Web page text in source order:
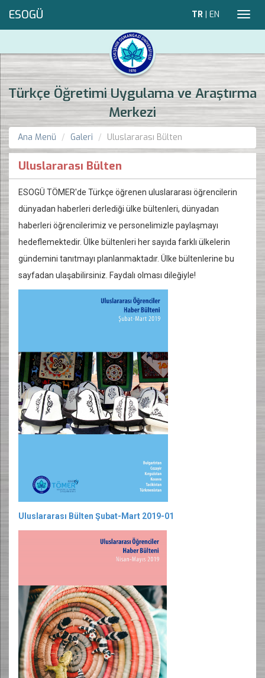
ESOGÜ TR | EN
Türkçe Öğretimi Uygulama ve Araştırma
Merkezi
Ana Menü Galeri Uluslararası Bülten
Uluslararası Bülten
ESOGÜ TÖMER'de Türkçe öğrenen uluslararası öğrencilerin
dünyadan haberleri derlediği ülke bültenleri, dünyadan
haberleri öğrencilerimiz ve personelimizle paylaşmayı
hedeflemektedir. Ülke bültenleri her sayıda farklı ülkelerin
gündemini tanıtmayı planlanmaktadır. Ülke bültenlerine bu
sayfadan ulaşabilirsiniz. Faydalı olması dileğiyle!
Uluslararası Bülten Şubat-Mart 2019-01